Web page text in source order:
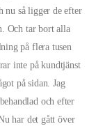
nu så ligger de efter
Och tar bort alla
på flera tusen
inte på kundtjänst
på sidan. Jag
och efter
har det gått över